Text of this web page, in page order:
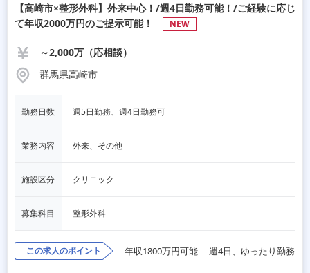
【高崎市×整形外科】外来中心！/週4日勤務可能！/ご経験に応じ
て年収2000万円のご提示可能！
NEW
～2,000万（応相談）
群馬県高崎市
勤務日数 週5日勤務、週4日勤務可
業務内容 外来、その他
施設区分 クリニック
募集科目 整形外科
この求人のポイント 年収1800万円可能 週4日、ゆったり勤務